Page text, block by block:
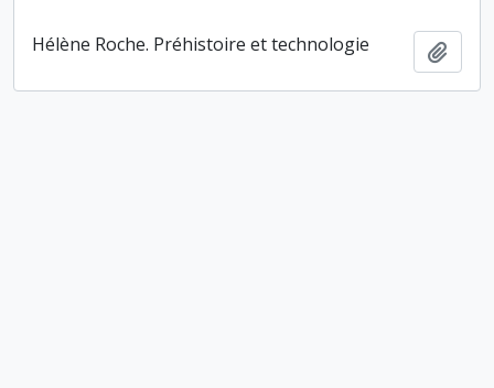
Hélène Roche. Préhistoire et technologie